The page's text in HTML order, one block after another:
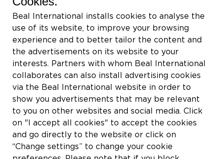
Rue du Tronquoy, 8
IVA: BE0414.592.153
+32 81 83 57 57
info@beal.be
Síganos
Beal International installs cookies to analyse the
use of its website, to improve your browsing
experience and to better tailor the content and
the advertisements on its website to your
interests. Partners with whom Beal International
collaborates can also install advertising cookies
via the Beal International website in order to
show you advertisements that may be relevant
to you on other websites and social media. Click
on "I accept all cookies" to accept the cookies
and go directly to the website or click on
“Change settings” to change your cookie